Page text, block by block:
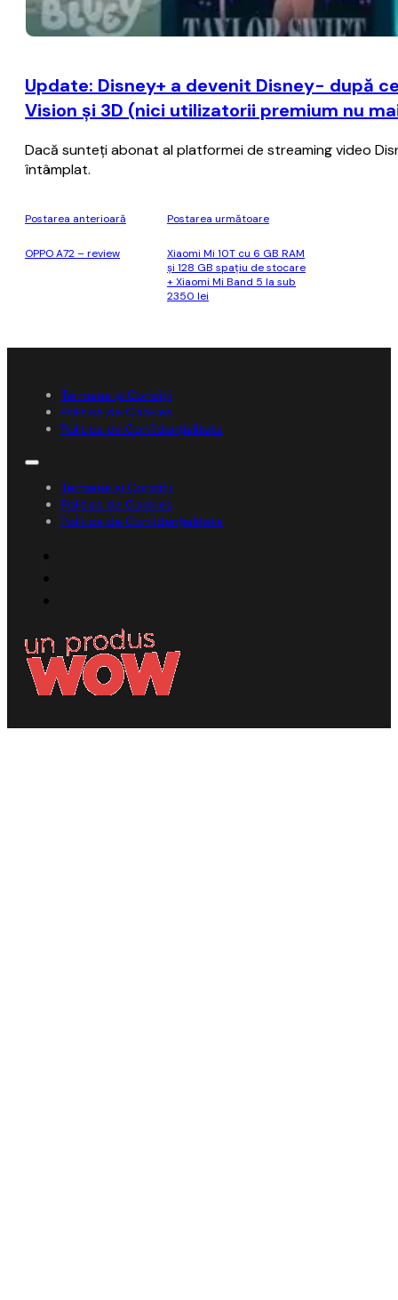
Update: Disney+ a devenit Disney- după
Vision şi 3D (nici utilizatorii premium nu
Dacă sunteţi abonat al platformei de streaming video
întâmplat.
Postarea anterioară
OPPO A72 – review
Postarea următoare
Xiaomi Mi 10T cu 6 GB RAM
şi 128 GB spaţiu de stocare
+ Xiaomi Mi Band 5 la sub
2350 lei
Termene și Condiții
Politica de Cookies
Politica de Confidențialitate
Termene și Condiții
Politica de Cookies
Politica de Confidențialitate